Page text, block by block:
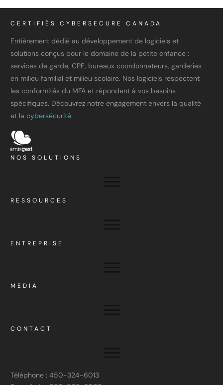
CERTIFIÉS CYBERSECURE CANADA
Entièrement dédié au développement de logiciels et
solutions conçus pour le domaine de la petite enfance :
services de garde, CPE, bureaux coordonnateurs, garderies
en milieu familial et milieu scolaire. Nos logiciels respectent
les conformités du MFA et répondent à vos besoins
spécifiques. Découvrez notre engagement envers la qualité
et la cybersécurité.
NOS SOLUTIONS
RESSOURCES
ENTREPRISE
MEDIA
CONTACT
Téléphone : 450-324-6013